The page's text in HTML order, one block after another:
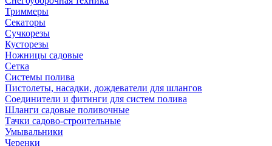
Триммеры
Секаторы
Сучкорезы
Кусторезы
Ножницы садовые
Сетка
Системы полива
Пистолеты, насадки, дождеватели для шлангов
Соединители и фитинги для систем полива
Шланги садовые поливочные
Тачки садово-строительные
Умывальники
Черенки